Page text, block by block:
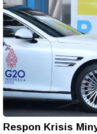
Respon Krisis